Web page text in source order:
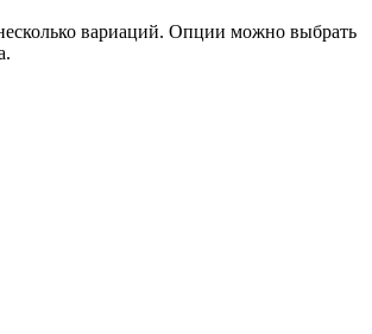
вариаций. Опции можно выбрать